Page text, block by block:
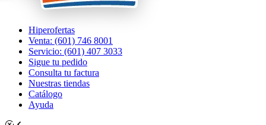
Hiperofertas
Venta: (601) 746 8001
Servicio: (601) 407 3033
Sigue tu pedido
Consulta tu factura
Nuestras tiendas
Catálogo
Ayuda